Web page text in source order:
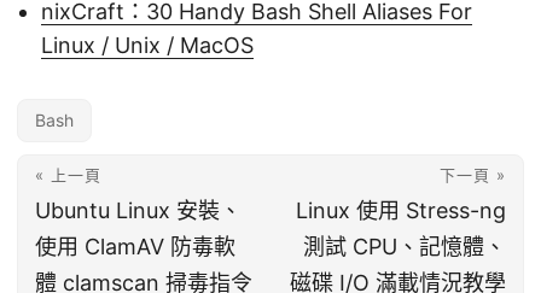
nixCraft：30 Handy Bash Shell Aliases For
Linux / Unix / MacOS
Bash
« 上一頁
Ubuntu Linux 安裝、
使用 ClamAV 防毒軟
體 clamscan 掃毒指令
下一頁 »
Linux 使用 Stress-ng
測試 CPU、記憶體、
磁碟 I/O 滿載情況教學